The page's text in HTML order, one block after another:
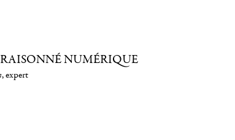
NUMÉRIQUE
, expert